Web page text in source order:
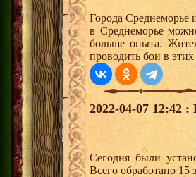
Города Среднеморье
в Среднеморье
больше опыта.
проводить бои в этих
2022-04-07 12:42
Сегодня были
Всего обработано 15